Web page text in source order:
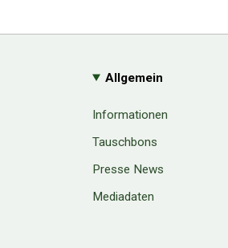
Allgemein
Informationen
Tauschbons
Presse News
Mediadaten